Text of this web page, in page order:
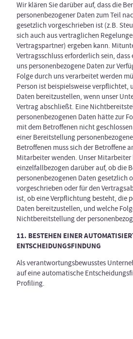
Wir klären Sie darüber auf, dass die
personenbezogener Daten zum Teil
gesetzlich vorgeschrieben ist (z.B.
sich auch aus vertraglichen
Vertragspartner) ergeben kann.
Vertragsschluss erforderlich sein, dass
uns personenbezogene Daten zur
Folge durch uns verarbeitet werden
Person ist beispielsweise verpflichtet,
Daten bereitzustellen, wenn unser
Vertrag abschließt. Eine
personenbezogenen Daten hätte zur
mit dem Betroffenen nicht
einer Bereitstellung
Betroffenen muss sich der Betroffene
Mitarbeiter wenden. Unser
einzelfallbezogen darüber auf, ob die
personenbezogenen Daten gesetzlich
vorgeschrieben oder für den
ist, ob eine Verpflichtung besteht, die
Daten bereitzustellen, und welche
Nichtbereitstellung der
11. BESTEHEN EINER
ENTSCHEIDUNGSFINDUNG
Als verantwortungsbewusstes
auf eine automatische
Profiling.